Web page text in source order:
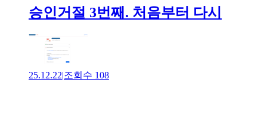
승인거절 3번째. 처음부터 다시
25.12.22|조회수 108